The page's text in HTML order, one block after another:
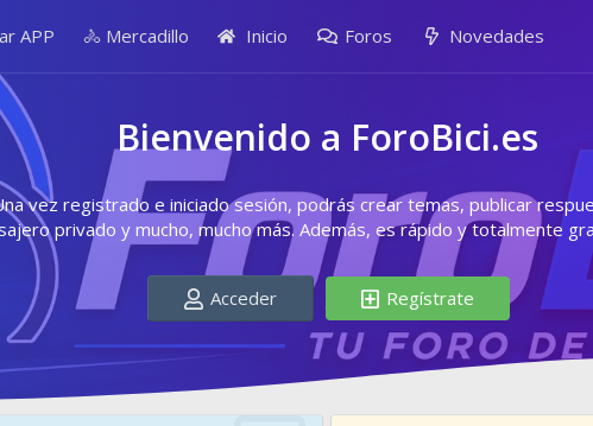
APP 🚴 Mercadillo Inicio Foros Novedades
Bienvenido a ForoBici.es
vez registrado e iniciado sesión, podrás crear temas, publicar
privado y mucho, mucho más. Además, es rápido y totalmente
Acceder Regístrate